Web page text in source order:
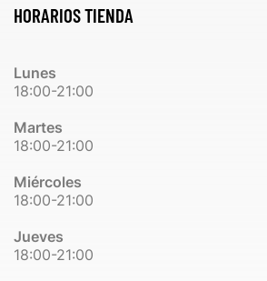
HORARIOS TIENDA
Lunes
18:00-21:00
Martes
18:00-21:00
Miércoles
18:00-21:00
Jueves
18:00-21:00